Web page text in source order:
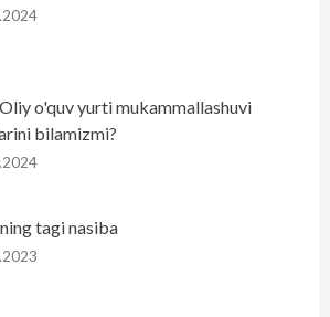
o'quv yurti mukammallashuvi
bilamizmi?
tagi nasiba